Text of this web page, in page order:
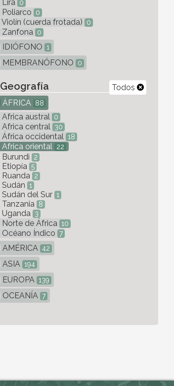
Lira 0
Poliarco 0
Violín (cuerda frotada) 0
Zanfona 0
IDIÓFONO 1
MEMBRANÓFONO 0
Todos
Geografía
ÁFRICA 88
Africa austral 0
Africa central 30
África occidental 18
Africa oriental 22
Burundi 2
Etiopía 5
Ruanda 2
Sudán 1
Sudán del Sur 1
Tanzania 8
Uganda 3
Norte de África 10
Océano Índico 7
AMÉRICA 42
ASIA 194
EUROPA 139
OCEANÍA 7